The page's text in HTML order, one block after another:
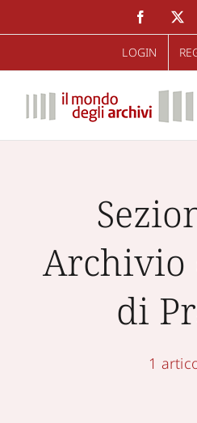
al
Facebook
LOGIN
Archivio
di
1